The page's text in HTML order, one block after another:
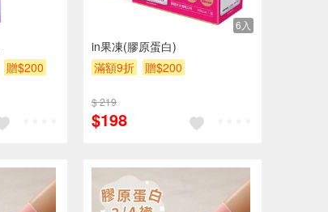
贈$200
6入
in果凍(膠原蛋白)
滿額9折
贈$200
$ 219
$198